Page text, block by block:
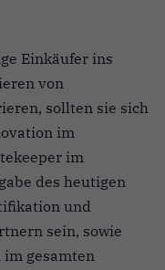
Einkäufer ins
von
sollten sie sich
im
im
des heutigen
und
sein, sowie
im gesamten